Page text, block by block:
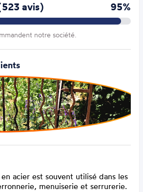
avis) 95%
notre société.
acier est souvent utilisé dans les
menuiserie et serrurerie.